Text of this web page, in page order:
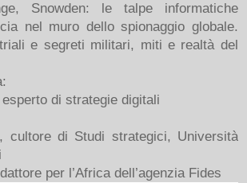
Snowden: le talpe informatiche
nel muro dello spionaggio globale.
e segreti militari, miti e realtà del
di strategie digitali
cultore di Studi strategici, Università
per l’Africa dell’agenzia Fides